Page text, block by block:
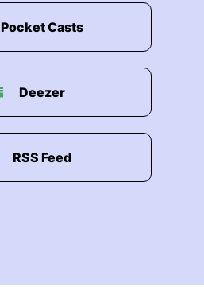
Pocket Casts
Deezer
RSS Feed